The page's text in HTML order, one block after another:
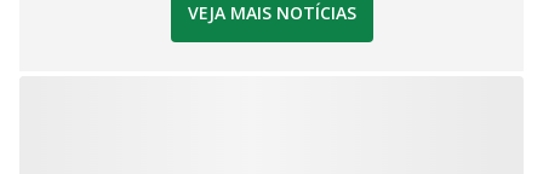
VEJA MAIS NOTÍCIAS